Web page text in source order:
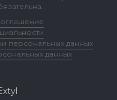
персональных данных
данных